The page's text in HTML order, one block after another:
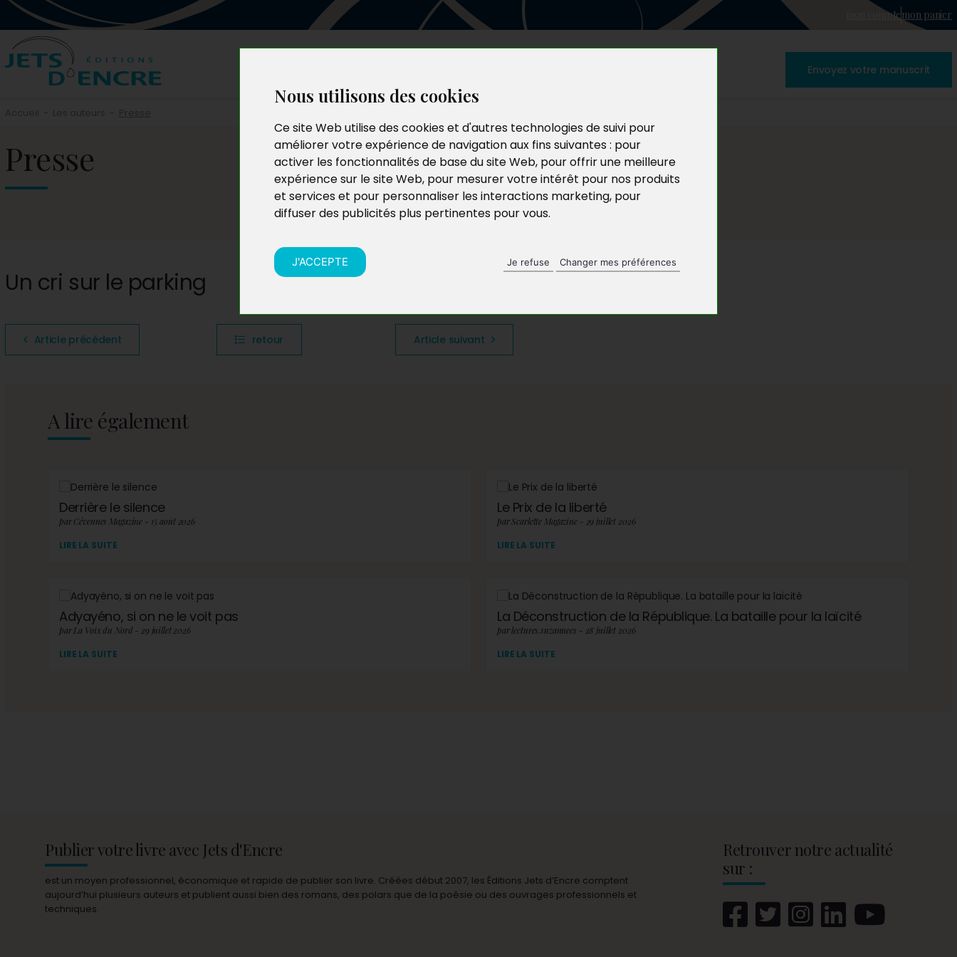
Nous utilisons des cookies
Ce site Web utilise des cookies et d'autres technologies de suivi pour
améliorer votre expérience de navigation aux fins suivantes : pour
activer les fonctionnalités de base du site Web, pour offrir une meilleure
expérience sur le site Web, pour mesurer votre intérêt pour nos produits
et services et pour personnaliser les interactions marketing, pour
diffuser des publicités plus pertinentes pour vous.
J'ACCEPTE Je refuse Changer mes préférences
mon comptemon panier
Envoyez votre manuscrit
Presse
Un cri sur le parking
Article précédent retour Article suivant
A lire également
Derrière le silence
par Cévennes Magazine - 15 août 2026
LIRE LA SUITE
Le Prix de la liberté
par Scarlette Magazine - 29 juillet 2026
LIRE LA SUITE
Adyayéno, si on ne le voit pas
par La Voix du Nord - 29 juillet 2026
LIRE LA SUITE
La Déconstruction de la République. La bataille pour la laïcité
par lectures.suzannees - 28 juillet 2026
LIRE LA SUITE
Publier votre livre avec Jets d'Encre
est un moyen professionnel, économique et rapide de publier son livre. Créées début 2007, les Éditions Jets d’Encre comptent
aujourd’hui plusieurs auteurs et publient aussi bien des romans, des polars que de la poésie ou des ouvrages professionnels et
techniques.
Retrouver notre actualité
sur :